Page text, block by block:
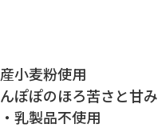
小麦粉使用
ぽぽのほろ苦さと甘み
乳製品不使用